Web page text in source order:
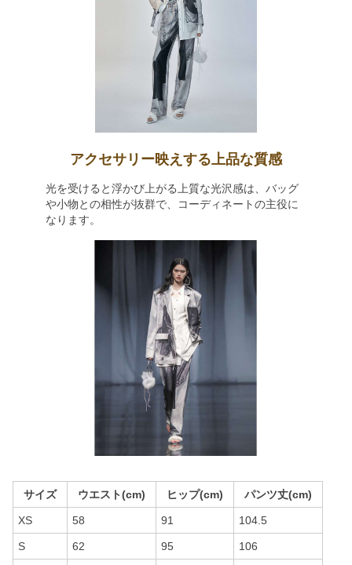
アクセサリー映えする上品な質感
光を受けると浮かび上がる上質な光沢感は、バッグ
や小物との相性が抜群で、コーディネートの主役に
なります。
サイズ ウエスト(cm) ヒップ(cm) パンツ丈(cm)
XS 58 91 104.5
S 62 95 106